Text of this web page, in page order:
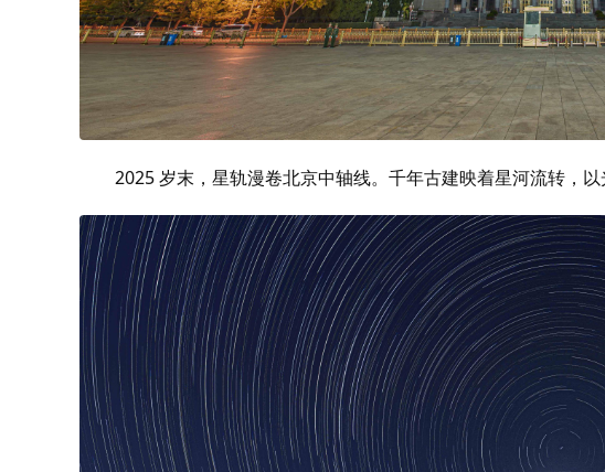
2025 岁末，星轨漫卷北京中轴线。千年古建映着星河流转，